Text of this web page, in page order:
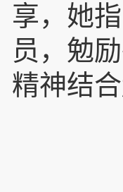
享，她
员，勉
精神结